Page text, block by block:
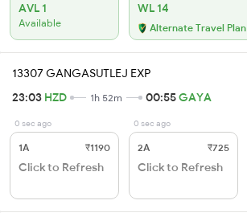
AVL 1
Available
WL 14
Alternate Travel Plan
13307 GANGASUTLEJ EXP
23:03 HZD 1h 52m 00:55GAYA
0 sec ago
1A ₹1190
Click to Refresh
0 sec ago
2A ₹725
Click to Refresh